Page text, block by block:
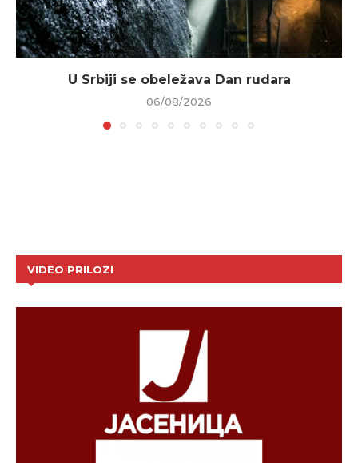
U Srbiji se obeležava Dan rudara
06/08/2026
VIDEO PRILOZI